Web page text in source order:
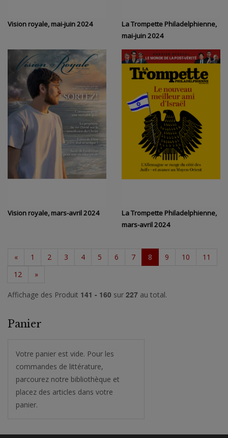
Vision royale, mai-juin 2024
La Trompette Philadelphienne,
mai-juin 2024
Vision royale, mars-avril 2024
La Trompette Philadelphienne,
mars-avril 2024
« 1 2 3 4 5 6 7 8 9 10
11
12
»
Affichage des Produit 141 - 160 sur 227 au total.
Panier
Votre panier est vide. Pour les
commandes de littérature,
parcourez notre bibliothèque et
placez des articles dans votre
panier.